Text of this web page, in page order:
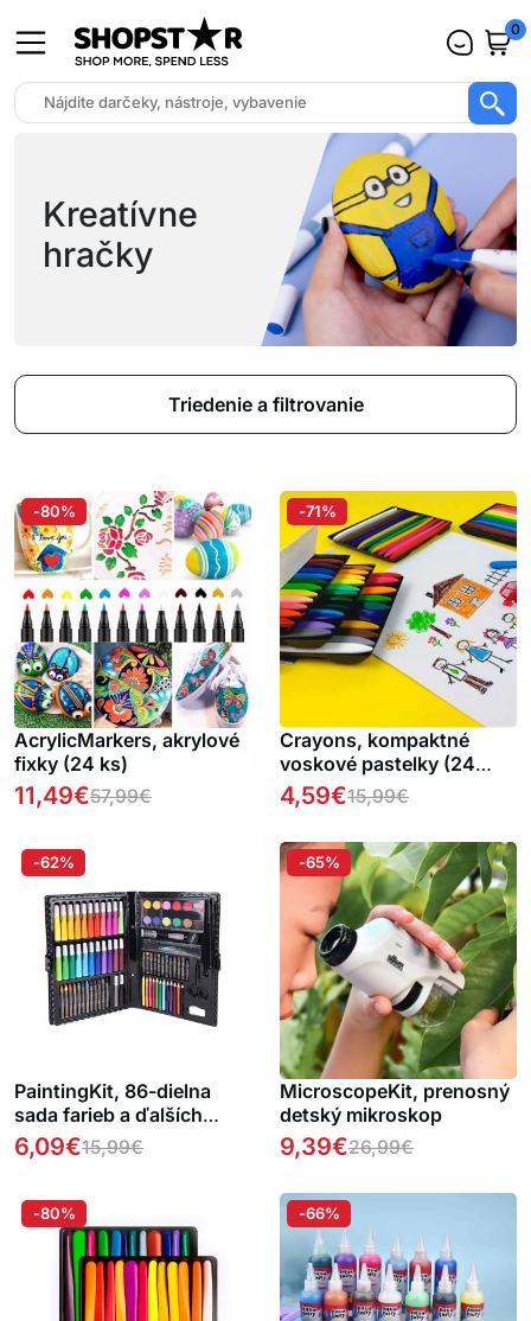
0
Kreatívne
hračky
Triedenie a filtrovanie
AcrylicMarkers, akrylové
fixky (24 ks)
11,49€57,99€
-80%
Crayons, kompaktné
voskové pastelky (24
kusov)
4,59€15,99€
-71%
PaintingKit, 86-dielna
sada farieb a ďalších
doplnkov vhodná pre
dospelých a deti
6,09€15,99€
-62%
MicroscopeKit, prenosný
detský mikroskop
9,39€26,99€
-65%
-80% -66%